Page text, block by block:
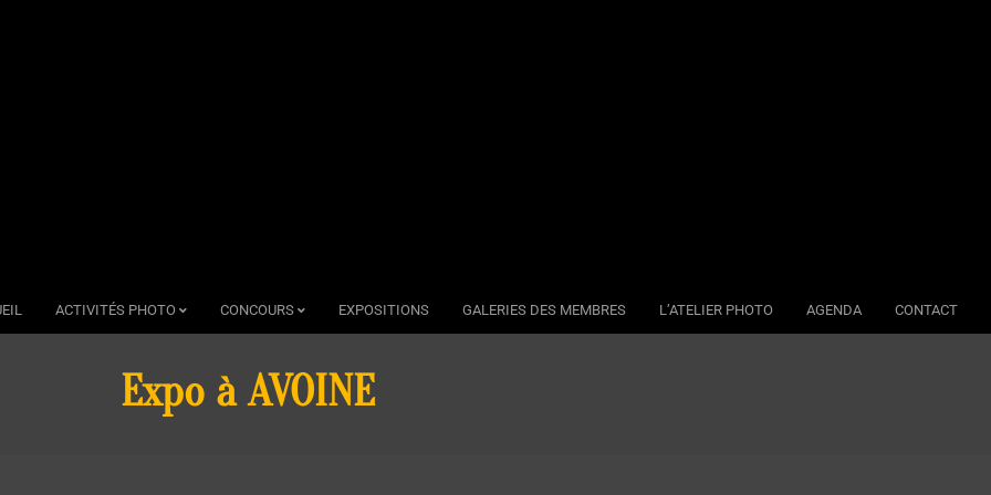
ACTIVITÉS PHOTO CONCOURS EXPOSITIONS GALERIES DES MEMBRES L’ATELIER PHOTO AGENDA CONTACT
Expo à AVOINE